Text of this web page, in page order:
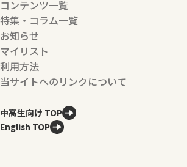
コンテンツ一覧
特集・コラム一覧
お知らせ
マイリスト
利用方法
当サイトへのリンクについて
中高生向け TOP
English TOP